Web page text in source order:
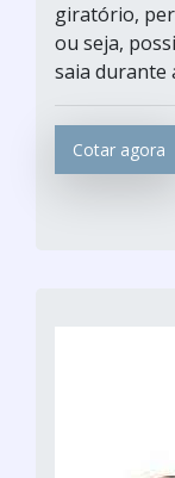
giratório,
ou seja,
saia durante
Cotar agora